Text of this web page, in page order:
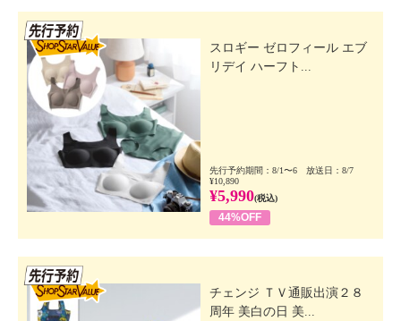
スロギー ゼロフィール エブ
リデイ ハーフト...
先行予約期間：8/1〜6 放送日：8/7
¥10,890
¥5,990(税込)
44%OFF
チェンジ ＴＶ通販出演２８
周年 美白の日 美...